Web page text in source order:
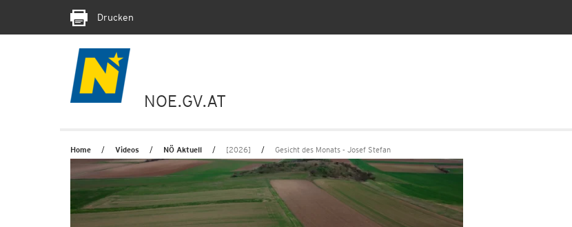
Drucken
NOE.GV.AT
Home Videos NÖ Aktuell [2026] Gesicht des Monats - Josef Stefan